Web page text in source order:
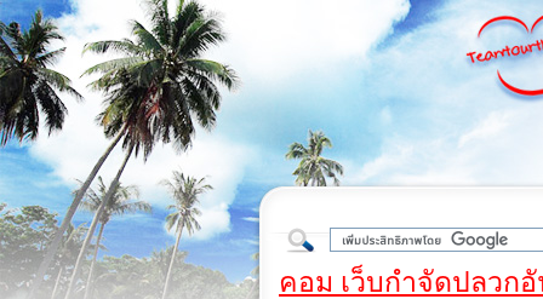
ต้
คอม เว็บกำจัดปลวก